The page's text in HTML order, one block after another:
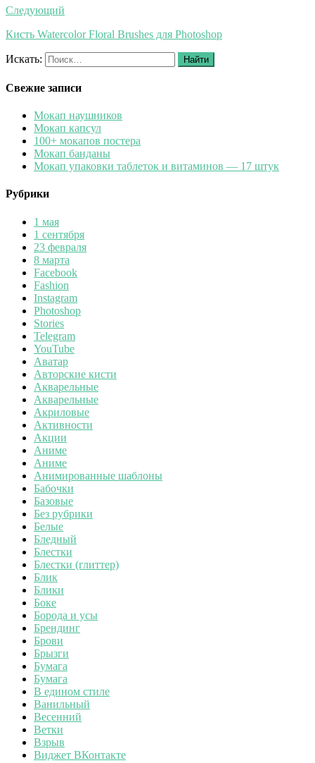
Следующий
Кисть Watercolor Floral Brushes для Photoshop
Искать: Найти
Свежие записи
Мокап наушников
Мокап капсул
100+ мокапов постера
Мокап банданы
Мокап упаковки таблеток и витаминов — 17 штук
Рубрики
1 мая
1 сентября
23 февраля
8 марта
Facebook
Fashion
Instagram
Photoshop
Stories
Telegram
YouTube
Аватар
Авторские кисти
Акварельные
Акварельные
Акриловые
Активности
Акции
Аниме
Аниме
Анимированные шаблоны
Бабочки
Базовые
Без рубрики
Белые
Бледный
Блестки
Блестки (глиттер)
Блик
Блики
Боке
Борода и усы
Брендинг
Брови
Брызги
Бумага
Бумага
В едином стиле
Ванильный
Весенний
Ветки
Взрыв
Виджет ВКонтакте